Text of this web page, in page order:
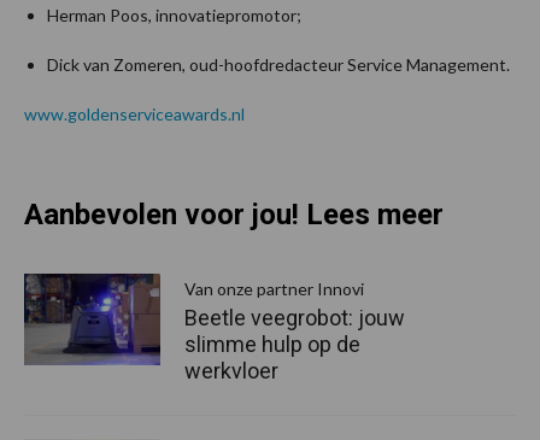
Herman Poos, innovatiepromotor;
Dick van Zomeren, oud-hoofdredacteur Service Management.
www.goldenserviceawards.nl
Aanbevolen voor jou! Lees meer
Van onze partner Innovi
Beetle veegrobot: jouw
slimme hulp op de
werkvloer